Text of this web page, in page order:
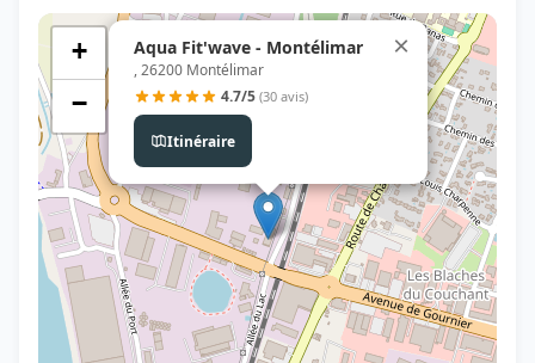
Aqua Fit'wave - Montélimar
, 26200 Montélimar
4.7/5 (30 avis)
Itinéraire
×
+
−